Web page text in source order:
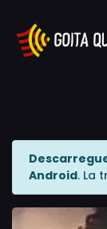
Android. La